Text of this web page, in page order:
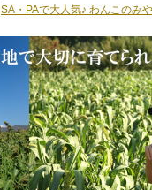
SA・PAで大人気♪ わんこのみ